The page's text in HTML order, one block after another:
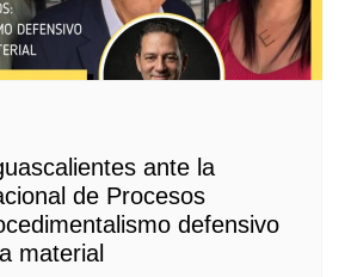
ante la
de Procesos
defensivo
material